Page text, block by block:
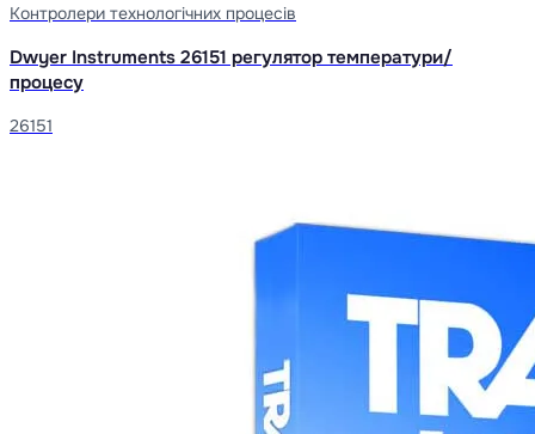
Контролери технологічних процесів
Dwyer Instruments 26151 регулятор температури/
процесу
26151